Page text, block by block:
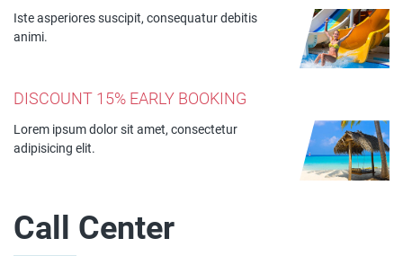
Iste asperiores suscipit, consequatur debitis
animi.
DISCOUNT 15% EARLY BOOKING
Lorem ipsum dolor sit amet, consectetur
adipisicing elit.
Call Center